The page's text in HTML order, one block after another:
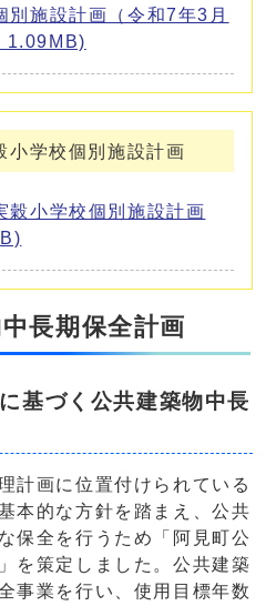
別施設計画（令和7年3月
1.09MB)
小学校個別施設計画
穀小学校個別施設計画
長期保全計画
基づく公共建築物中長
計画に位置付けられている
本的な方針を踏まえ、公共
保全を行うため「阿見町公
を策定しました。公共建築
事業を行い、使用目標年数